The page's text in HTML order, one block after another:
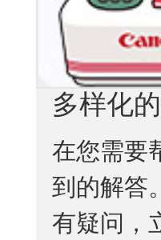
多样化
在您需要
到的解答。
有疑问，